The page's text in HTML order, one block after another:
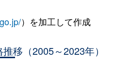
2000m²
210m²
）を加工して作成
移（2005～2023年）